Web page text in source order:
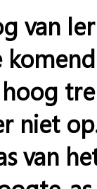
van
niet
van